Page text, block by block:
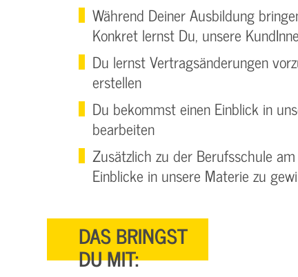
Während Deiner Ausbildung
Konkret lernst Du, unsere
Du lernst Vertragsänderungen
erstellen
Du bekommst einen Einblick in
bearbeiten
Zusätzlich zu der Berufsschule
Einblicke in unsere Materie zu
DAS BRINGST
DU MIT: